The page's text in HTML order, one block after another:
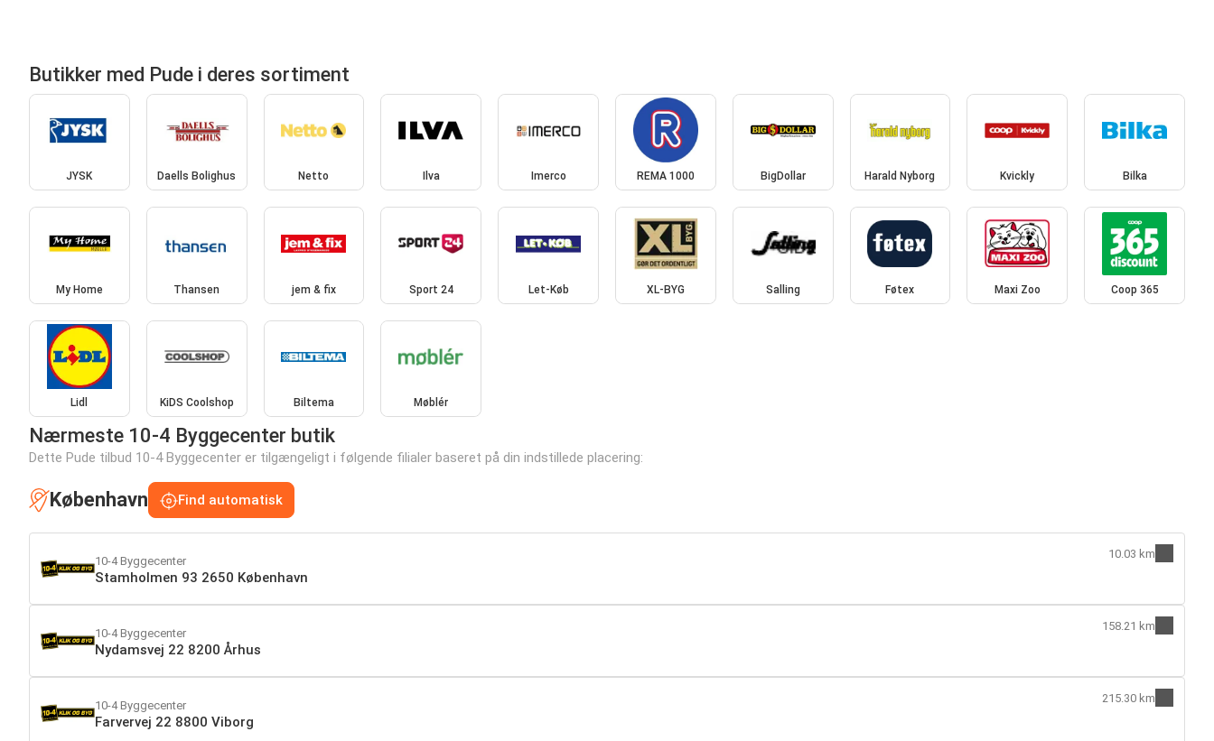
Butikker med Pude i deres sortiment
JYSK Daells Bolighus Netto Ilva Imerco REMA 1000 BigDollar Harald Nyborg Kvickly Bilka
My Home Thansen jem & fix Sport 24 Let-Køb XL-BYG Salling Føtex Maxi Zoo Coop 365
Lidl KiDS Coolshop Biltema Møblér
Nærmeste 10-4 Byggecenter butik
Dette Pude tilbud 10-4 Byggecenter er tilgængeligt i følgende filialer baseret på din indstillede placering:
København Find automatisk
10-4 Byggecenter
Stamholmen 93 2650 København
10.03 km
10-4 Byggecenter
Nydamsvej 22 8200 Århus
158.21 km
10-4 Byggecenter
Farvervej 22 8800 Viborg
215.30 km